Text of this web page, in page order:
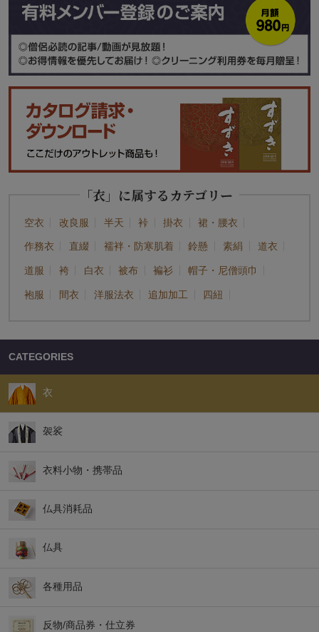
「衣」に属するカテゴリー
空衣 改良服 半天 裃 掛衣 裙・腰衣
作務衣 直綴 襦袢・防寒肌着 鈴懸 素絹 道衣
道服 袴 白衣 被布 褊衫 帽子・尼僧頭巾
袍服 間衣 洋服法衣 追加加工 四紐
CATEGORIES
衣
袈裟
衣料小物・携帯品
仏具消耗品
仏具
各種用品
反物/商品券・仕立券